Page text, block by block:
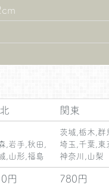
北 関
,岩手,秋田,
,山形,福島
茨城,栃木,群
埼玉,千葉,東
神奈川,山梨
円 780円